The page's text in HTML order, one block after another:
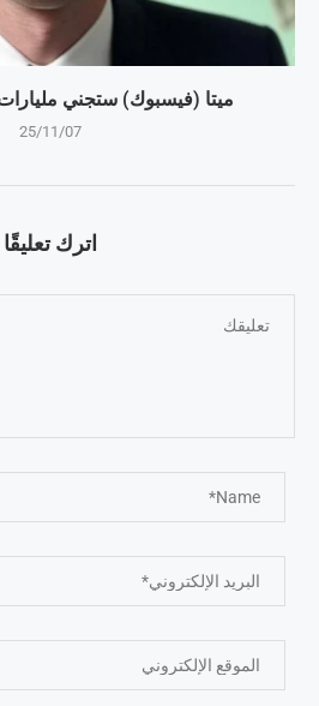
ميتا (فيسبوك) ستجني
25/11/07
اترك تعليقًا